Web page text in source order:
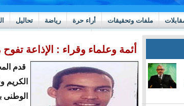
ملفات وتحقيقات أراء حرة رياضة تحاليل
https://m.youtube.com/
أئمة وعلماء وقراء : الإذاعة
قدم
الكريم
الوطنى